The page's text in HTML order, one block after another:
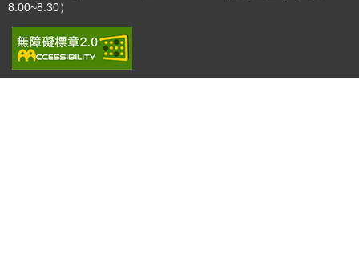
8:00~8:30）